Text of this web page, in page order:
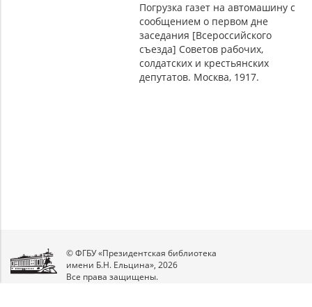
Погрузка газет на автомашину с
сообщением о первом дне
заседания [Всероссийского
съезда] Советов рабочих,
солдатских и крестьянских
депутатов. Москва, 1917.
© ФГБУ «Президентская библиотека
имени Б.Н. Ельцина», 2026
Все права защищены.